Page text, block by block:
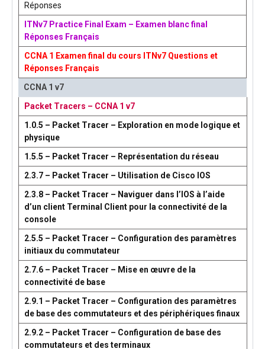
Réponses
ITNv7 Practice Final Exam – Examen blanc final
Réponses Français
CCNA 1 Examen final du cours ITNv7 Questions et
Réponses Français
CCNA 1 v7
Packet Tracers – CCNA 1 v7
1.0.5 – Packet Tracer – Exploration en mode logique et
physique
1.5.5 – Packet Tracer – Représentation du réseau
2.3.7 – Packet Tracer – Utilisation de Cisco IOS
2.3.8 – Packet Tracer – Naviguer dans l’IOS à l’aide
d’un client Terminal Client pour la connectivité de la
console
2.5.5 – Packet Tracer – Configuration des paramètres
initiaux du commutateur
2.7.6 – Packet Tracer – Mise en œuvre de la
connectivité de base
2.9.1 – Packet Tracer – Configuration des paramètres
de base des commutateurs et des périphériques finaux
2.9.2 – Packet Tracer – Configuration de base des
commutateurs et des terminaux